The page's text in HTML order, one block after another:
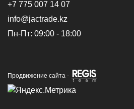
+7 775 007 14 07
info@jactrade.kz
Пн-Пт: 09:00 - 18:00
Продвижение сайта -